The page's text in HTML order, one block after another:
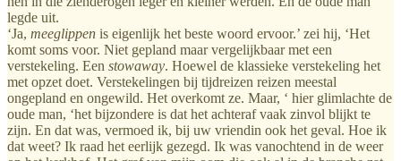
legde uit.
‘Ja, meeglippen is eigenlijk het beste woord ervoor.’ zei hij, ‘Het
komt soms voor. Niet gepland maar vergelijkbaar met een
verstekeling. Een stowaway. Hoewel de klassieke verstekeling het
met opzet doet. Verstekelingen bij tijdreizen reizen meestal
ongepland en ongewild. Het overkomt ze. Maar, ‘ hier glimlachte de
oude man, ‘het bijzondere is dat het achteraf vaak zinvol blijkt te
zijn. En dat was, vermoed ik, bij uw vriendin ook het geval. Hoe ik
dat weet? Ik raad het eerlijk gezegd. Ik was vanochtend in de weer